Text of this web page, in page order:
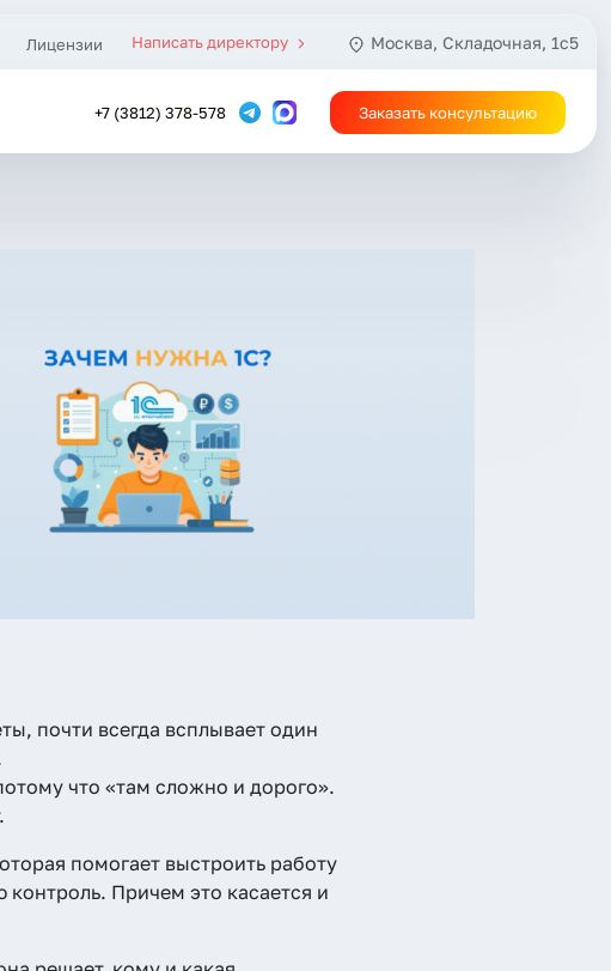
Лицензии Написать директору Москва, Складочная, 1с5
+7 (3812) 378-578 Заказать консультацию
почти всегда всплывает один
что «там сложно и дорого».
помогает выстроить работу
Причем это касается и